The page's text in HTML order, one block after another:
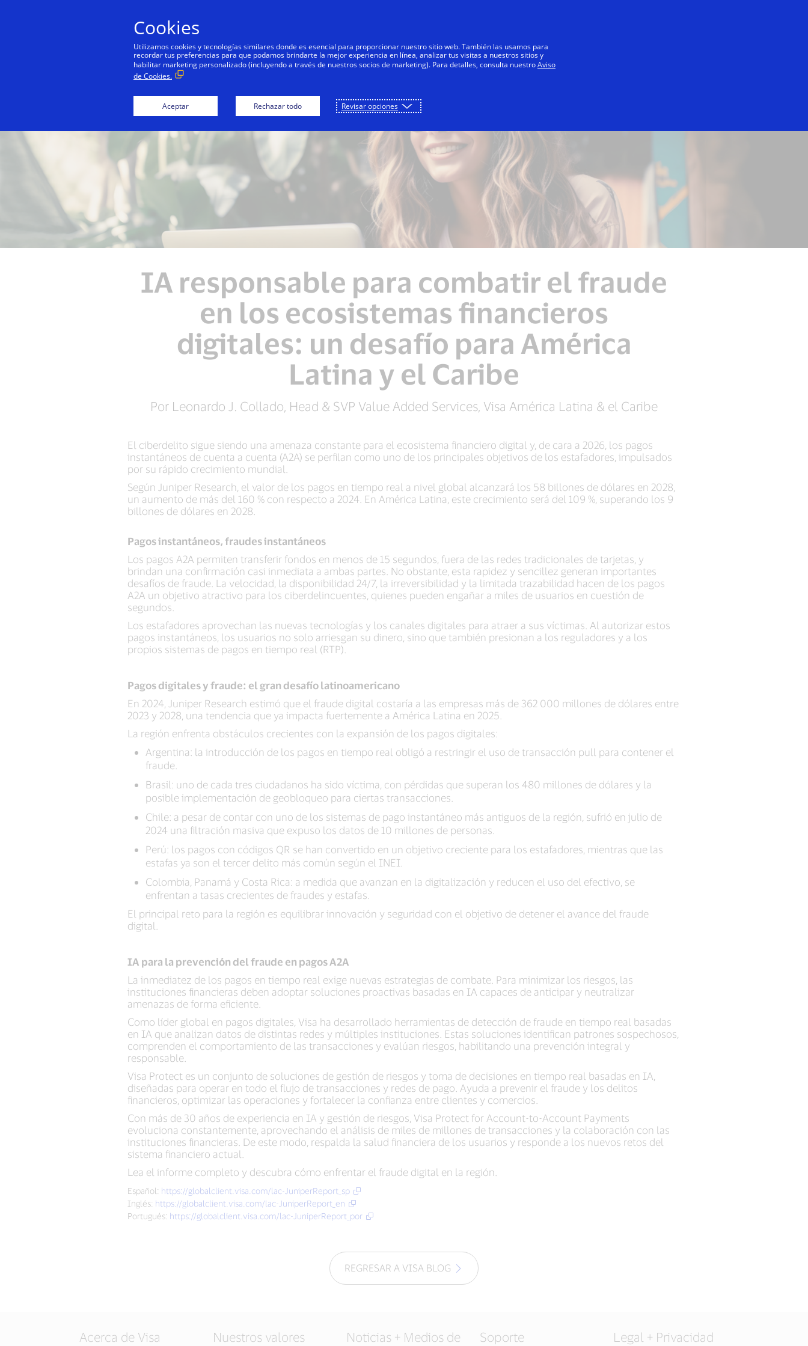
Personas Negocios Innovadores Todos
IA responsable para combatir el fraude
en los ecosistemas financieros
digitales: un desafío para América
Latina y el Caribe
Por Leonardo J. Collado, Head & SVP Value Added Services, Visa América Latina & el Caribe
El ciberdelito sigue siendo una amenaza constante para el ecosistema financiero digital y, de cara a 2026, los pagos
instantáneos de cuenta a cuenta (A2A) se perfilan como uno de los principales objetivos de los estafadores, impulsados
por su rápido crecimiento mundial.
Según Juniper Research, el valor de los pagos en tiempo real a nivel global alcanzará los 58 billones de dólares en 2028,
un aumento de más del 160 % con respecto a 2024. En América Latina, este crecimiento será del 109 %, superando los 9
billones de dólares en 2028.
Pagos instantáneos, fraudes instantáneos
Los pagos A2A permiten transferir fondos en menos de 15 segundos, fuera de las redes tradicionales de tarjetas, y
brindan una confirmación casi inmediata a ambas partes. No obstante, esta rapidez y sencillez generan importantes
desafíos de fraude. La velocidad, la disponibilidad 24/7, la irreversibilidad y la limitada trazabilidad hacen de los pagos
A2A un objetivo atractivo para los ciberdelincuentes, quienes pueden engañar a miles de usuarios en cuestión de
segundos.
Los estafadores aprovechan las nuevas tecnologías y los canales digitales para atraer a sus víctimas. Al autorizar estos
pagos instantáneos, los usuarios no solo arriesgan su dinero, sino que también presionan a los reguladores y a los
propios sistemas de pagos en tiempo real (RTP).
Pagos digitales y fraude: el gran desafío latinoamericano
En 2024, Juniper Research estimó que el fraude digital costaría a las empresas más de 362 000 millones de dólares entre
2023 y 2028, una tendencia que ya impacta fuertemente a América Latina en 2025.
La región enfrenta obstáculos crecientes con la expansión de los pagos digitales:
Argentina: la introducción de los pagos en tiempo real obligó a restringir el uso de transacción pull para contener el
fraude.
Brasil: uno de cada tres ciudadanos ha sido víctima, con pérdidas que superan los 480 millones de dólares y la
posible implementación de geobloqueo para ciertas transacciones.
Chile: a pesar de contar con uno de los sistemas de pago instantáneo más antiguos de la región, sufrió en julio de
2024 una filtración masiva que expuso los datos de 10 millones de personas.
Perú: los pagos con códigos QR se han convertido en un objetivo creciente para los estafadores, mientras que las
estafas ya son el tercer delito más común según el INEI.
Colombia, Panamá y Costa Rica: a medida que avanzan en la digitalización y reducen el uso del efectivo, se
enfrentan a tasas crecientes de fraudes y estafas.
El principal reto para la región es equilibrar innovación y seguridad con el objetivo de detener el avance del fraude
digital.
IA para la prevención del fraude en pagos A2A
La inmediatez de los pagos en tiempo real exige nuevas estrategias de combate. Para minimizar los riesgos, las
instituciones financieras deben adoptar soluciones proactivas basadas en IA capaces de anticipar y neutralizar
amenazas de forma eficiente.
Como líder global en pagos digitales, Visa ha desarrollado herramientas de detección de fraude en tiempo real basadas
en IA que analizan datos de distintas redes y múltiples instituciones. Estas soluciones identifican patrones sospechosos,
comprenden el comportamiento de las transacciones y evalúan riesgos, habilitando una prevención integral y
responsable.
Visa Protect es un conjunto de soluciones de gestión de riesgos y toma de decisiones en tiempo real basadas en IA,
diseñadas para operar en todo el flujo de transacciones y redes de pago. Ayuda a prevenir el fraude y los delitos
financieros, optimizar las operaciones y fortalecer la confianza entre clientes y comercios.
Con más de 30 años de experiencia en IA y gestión de riesgos, Visa Protect for Account-to-Account Payments
evoluciona constantemente, aprovechando el análisis de miles de millones de transacciones y la colaboración con las
instituciones financieras. De este modo, respalda la salud financiera de los usuarios y responde a los nuevos retos del
sistema financiero actual.
Lea el informe completo y descubra cómo enfrentar el fraude digital en la región.
Español: https://globalclient.visa.com/lac-JuniperReport_sp
Inglés: https://globalclient.visa.com/lac-JuniperReport_en
Portugués: https://globalclient.visa.com/lac-JuniperReport_por
REGRESAR A VISA BLOG
Acerca de Visa Nuestros valores
Noticias + Medios de
Soporte Legal + Privacidad
Cookies
Utilizamos cookies y tecnologías similares donde es esencial para proporcionar nuestro sitio web. También las usamos para
recordar tus preferencias para que podamos brindarte la mejor experiencia en línea, analizar tus visitas a nuestros sitios y
habilitar marketing personalizado (incluyendo a través de nuestros socios de marketing). Para detalles, consulta nuestroAviso
de Cookies.
Aceptar Rechazar todo Revisar opciones